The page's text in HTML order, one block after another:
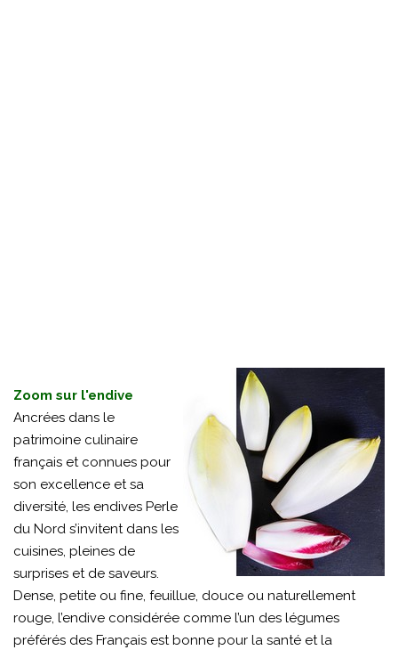
Zoom sur l'endive
Ancrées dans le
patrimoine culinaire
français et connues pour
son excellence et sa
diversité, les endives Perle
du Nord s’invitent dans les
cuisines, pleines de
surprises et de saveurs.
Dense, petite ou fine, feuillue, douce ou naturellement
rouge, l’endive considérée comme l’un des légumes
préférés des Français est bonne pour la santé et la